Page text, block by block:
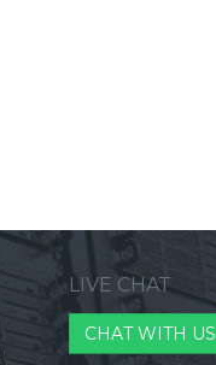
LIVE CHAT
CHAT WITH US